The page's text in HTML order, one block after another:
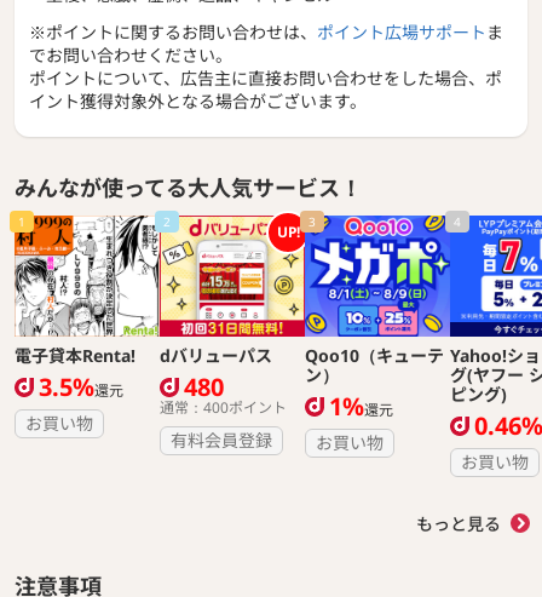
※ポイントに関するお問い合わせは、 ポイント広場サポート ま
でお問い合わせください。
ポイントについて、広告主に直接お問い合わせをした場合、ポ
イント獲得対象外となる場合がございます。
みんなが使ってる大人気サービス！
1
電子貸本Renta!
3.5%還元
お買い物
2 UP!
dバリューパス
480
通常：400ポイント
有料会員登録
3
Qoo10（キューテ
ン）
1%還元
お買い物
4
Yahoo!シ
グ(ヤフー
ピング)
0.46%
お買い物
もっと見る
注意事項